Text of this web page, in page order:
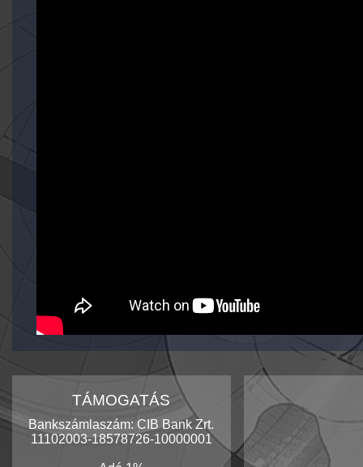
TÁMOGATÁS
Bankszámlaszám: CIB Bank Zrt.
11102003-18578726-10000001